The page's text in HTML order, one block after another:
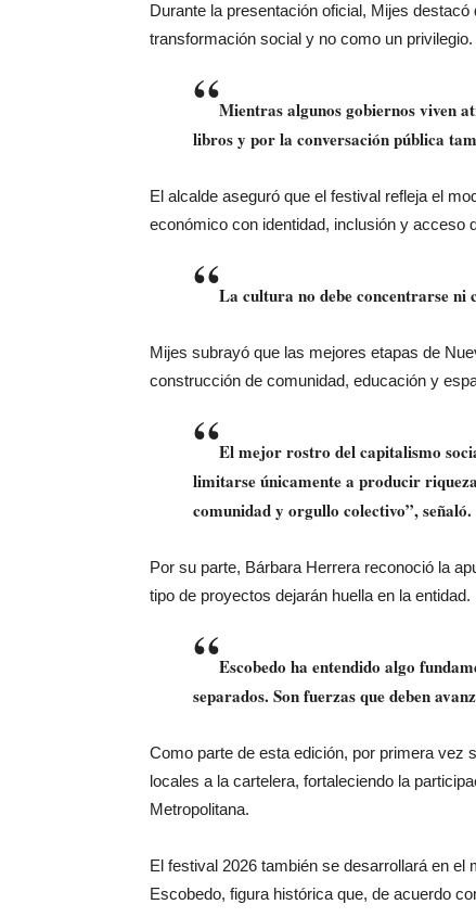
Durante la presentación oficial, Mijes
transformación social y no como un privilegio.
“Mientras algunos gobiernos viven
libros y por la conversación pública
El alcalde aseguró que el festival refleja el
económico con identidad, inclusión y acceso
“La cultura no debe concentrarse
Mijes subrayó que las mejores etapas de
construcción de comunidad, educación y
“El mejor rostro del capitalismo
limitarse únicamente a producir
comunidad y orgullo colectivo”, señaló.
Por su parte, Bárbara Herrera reconoció la
tipo de proyectos dejarán huella en la entidad.
“Escobedo ha entendido algo
separados. Son fuerzas que deben
Como parte de esta edición, por primera vez
locales a la cartelera, fortaleciendo la
Metropolitana.
El festival 2026 también se desarrollará en
Escobedo, figura histórica que, de acuerdo